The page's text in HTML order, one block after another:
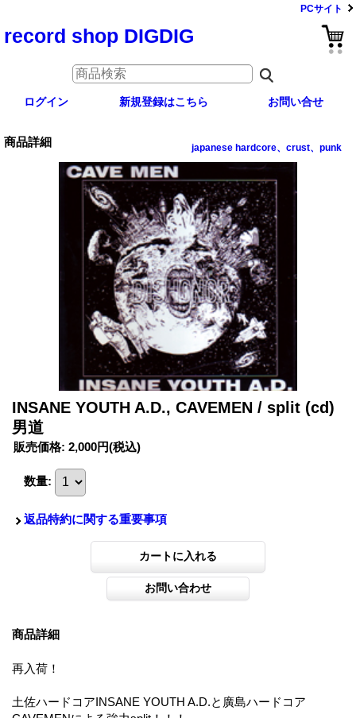
PCサイト
record shop DIGDIG
ログイン 新規登録はこちら お問い合せ
商品詳細 japanese hardcore、crust、punk
INSANE YOUTH A.D., CAVEMEN / split (cd)
男道
販売価格: 2,000円(税込)
数量:
返品特約に関する重要事項
商品詳細
再入荷！
土佐ハードコアINSANE YOUTH A.D.と廣島ハードコア